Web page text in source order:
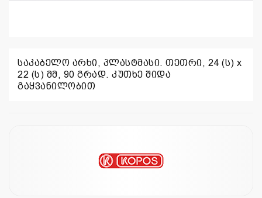
საკაბელო არხი, პლასტმასი. თეთრი, 24 (ს) x
22 (ს) მმ, 90 გრად. კუთხე შიდა
გაყვანილობით